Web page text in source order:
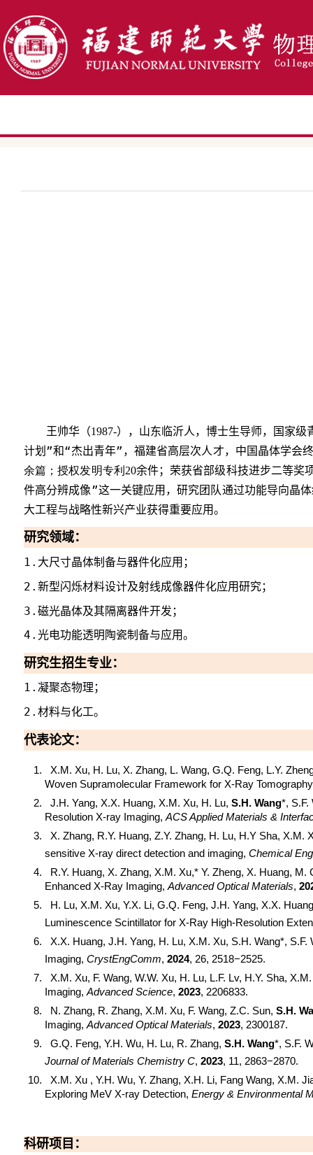
王帅华（1987-） ， 山东临沂人， 博士生导师， 国家级
计划”和“杰出青年” ，福建省高层次人才， 中国晶体学会
余篇；授权发明专利20余件；荣获省部级科技进步二等奖
件高分辨成像”这一关键应用，研究团队通过功能导向晶
大工程与战略性新兴产业获得重要应用。
研究领域：
1. 大尺寸晶体制备与器件化应用；
2. 新型闪烁材料设计及射线成像器件化应用研究；
3. 磁光晶体及其隔离器件开发；
4. 光电功能透明陶瓷制备与应用。
研究生招生专业：
1 . 凝聚态物理；
2. 材料与化工。
代表论文：
X.M. Xu, H. Lu, X. Zhang, L. Wang, G.Q. Feng, L.Y.
Woven Supramolecular Framework for X-Ray
J.H. Yang, X.X. Huang, X.M. Xu, H. Lu, S.H. Wang*, S.F.
Resolution X-ray Imaging, ACS Applied Materials &
X. Zhang, R.Y. Huang, Z.Y. Zhang, H. Lu, H.Y Sha, X.M.
sensitive X-ray direct detection and imaging, Chemical
R.Y. Huang, X. Zhang, X.M. Xu,* Y. Zheng, X. Huang,
Enhanced X-Ray Imaging, Advanced Optical Materials,
H. Lu, X.M. Xu, Y.X. Li, G.Q. Feng, J.H. Yang, X.X.
Luminescence Scintillator for X-Ray High-Resolution
X.X. Huang, J.H. Yang, H. Lu, X.M. Xu, S.H. Wang*, S.F.
Imaging, CrystEngComm, 2024, 26, 2518−2525.
X.M. Xu, F. Wang, W.W. Xu, H. Lu, L.F. Lv, H.Y. Sha,
Imaging, Advanced Science, 2023, 2206833.
N. Zhang, R. Zhang, X.M. Xu, F. Wang, Z.C. Sun, S.H.
Imaging, Advanced Optical Materials, 2023, 2300187.
G.Q. Feng, Y.H. Wu, H. Lu, R. Zhang, S.H. Wang*, S.F.
Journal of Materials Chemistry C, 2023, 11, 2863−2870.
X.M. Xu , Y.H. Wu, Y. Zhang, X.H. Li, Fang Wang, X.M.
Exploring MeV X-ray Detection, Energy & Environmental
科研项目 ：